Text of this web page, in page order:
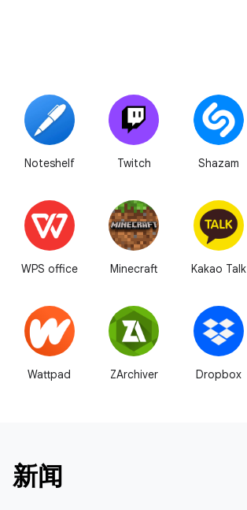
Noteshelf Twitch Shazam
WPS office Minecraft Kakao Talk
Wattpad ZArchiver Dropbox
新闻